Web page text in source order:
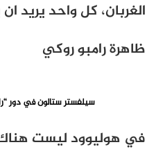
الغربان، كل واحد
ظاهرة رامبو روكي
سيلفستر ستالون في دور
في هوليوود ليست هناك